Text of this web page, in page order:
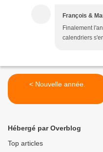
François &
Finalement
calendriers
< Nouvelle année.
Hébergé par Overblog
Top articles